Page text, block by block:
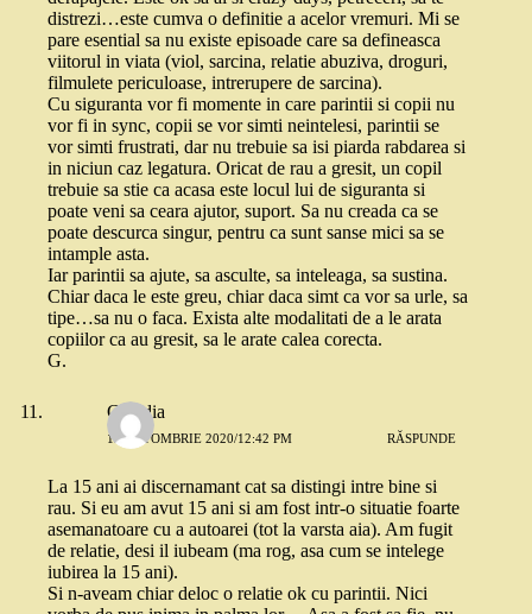
distrezi…este cumva o definitie a acelor vremuri. Mi se
pare esential sa nu existe episoade care sa defineasca
viitorul in viata (viol, sarcina, relatie abuziva, droguri,
filmulete periculoase, intrerupere de sarcina).
Cu siguranta vor fi momente in care parintii si copii nu
vor fi in sync, copii se vor simti neintelesi, parintii se
vor simti frustrati, dar nu trebuie sa isi piarda rabdarea si
in niciun caz legatura. Oricat de rau a gresit, un copil
trebuie sa stie ca acasa este locul lui de siguranta si
poate veni sa ceara ajutor, suport. Sa nu creada ca se
poate descurca singur, pentru ca sunt sanse mici sa se
intample asta.
Iar parintii sa ajute, sa asculte, sa inteleaga, sa sustina.
Chiar daca le este greu, chiar daca simt ca vor sa urle, sa
tipe…sa nu o faca. Exista alte modalitati de a le arata
copiilor ca au gresit, sa le arate calea corecta.
G.
Claudia
13 OCTOMBRIE 2020/12:42 PM RĂSPUNDE
La 15 ani ai discernamant cat sa distingi intre bine si
rau. Si eu am avut 15 ani si am fost intr-o situatie foarte
asemanatoare cu a autoarei (tot la varsta aia). Am fugit
de relatie, desi il iubeam (ma rog, asa cum se intelege
iubirea la 15 ani).
Si n-aveam chiar deloc o relatie ok cu parintii. Nici